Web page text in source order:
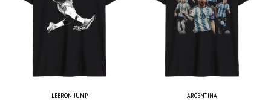
LEBRON JUMP ARGENTINA